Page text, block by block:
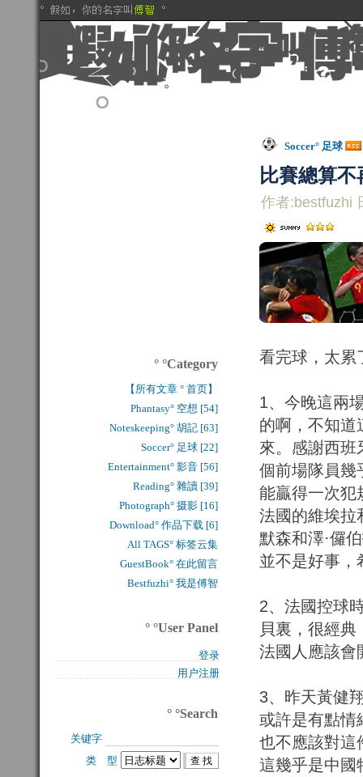
Soccer° 足球
比賽總算
作者:bestfuzhi
看完球，太累
1、今晚這兩
的啊，不知道
來。感謝西班
個前場隊員幾
能贏得一次
法國的維埃
默森和澤·儸
並不是好事，
2、法國控球
貝裏，很經
法國人應該會
3、昨天黃健
或許是有點情
也不應該對這
這幾乎是中國
° °Category
【所有文章 ° 首页】
Phantasy° 空想 [54]
Noteskeeping° 胡記 [63]
Soccer° 足球 [22]
Entertainment° 影音 [56]
Reading° 雜讀 [39]
Photograph° 摄影 [16]
Download° 作品下载 [6]
All TAGS° 标签云集
GuestBook° 在此留言
Bestfuzhi° 我是傅智
° °User Panel
登录
用户注册
° °Search
关键字
类 型